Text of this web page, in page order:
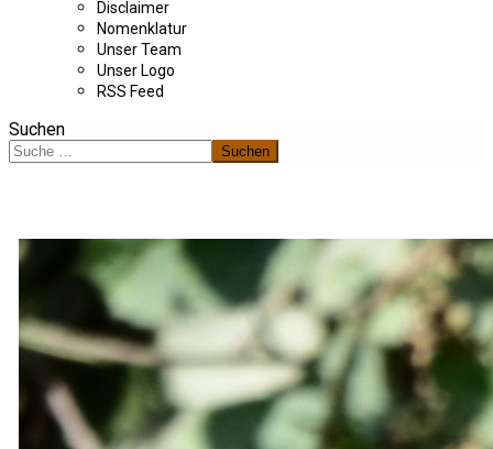
Disclaimer
Nomenklatur
Unser Team
Unser Logo
RSS Feed
Suchen
Suchen